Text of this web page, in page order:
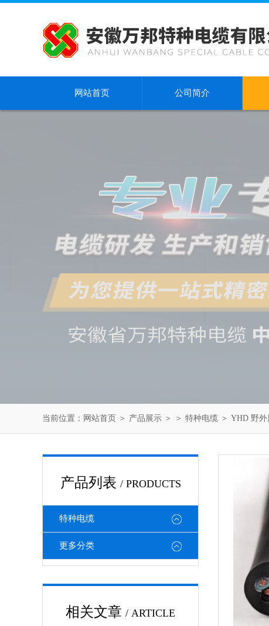
网站首页 公司简介
当前位置： 网站首页 ＞ 产品展示 ＞ ＞ 特种电缆 ＞ YHD 野
产品列表 / PRODUCTS
特种电缆
更多分类
相关文章 / ARTICLE